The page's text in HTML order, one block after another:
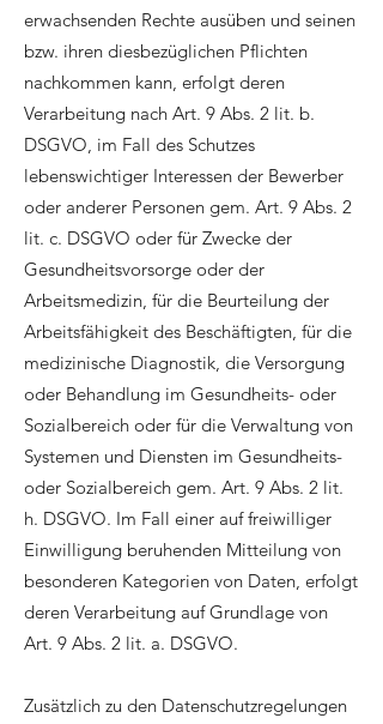
erwachsenden Rechte ausüben und seinen
bzw. ihren diesbezüglichen Pflichten
nachkommen kann, erfolgt deren
Verarbeitung nach Art. 9 Abs. 2 lit. b.
DSGVO, im Fall des Schutzes
lebenswichtiger Interessen der Bewerber
oder anderer Personen gem. Art. 9 Abs. 2
lit. c. DSGVO oder für Zwecke der
Gesundheitsvorsorge oder der
Arbeitsmedizin, für die Beurteilung der
Arbeitsfähigkeit des Beschäftigten, für die
medizinische Diagnostik, die Versorgung
oder Behandlung im Gesundheits- oder
Sozialbereich oder für die Verwaltung von
Systemen und Diensten im Gesundheits-
oder Sozialbereich gem. Art. 9 Abs. 2 lit.
h. DSGVO. Im Fall einer auf freiwilliger
Einwilligung beruhenden Mitteilung von
besonderen Kategorien von Daten, erfolgt
deren Verarbeitung auf Grundlage von
Art. 9 Abs. 2 lit. a. DSGVO.
Zusätzlich zu den Datenschutzregelungen